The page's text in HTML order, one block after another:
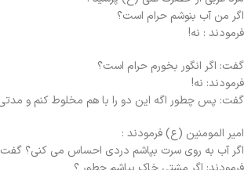
اگر من آب بنوشم حرام است؟
فرمودند : نه!
گفت: اگر انگور بخورم حرام است؟
فرمودند: نه!
گفت: پس چطور اگه اين دو را با هم مخلوط كنم و
امير المومنين (ع) فرمودند :
اگر آب به روي سرت بپاشم دردي احساس مي كنی؟ گفت